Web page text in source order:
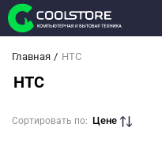
Главная HTC
HTC
Сортировать по: Цене